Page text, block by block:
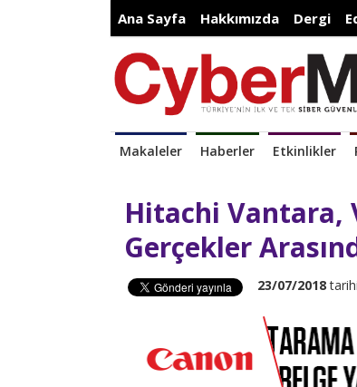
Ana Sayfa Hakkımızda Dergi
Makaleler Haberler Etkinlikler
Hitachi Vantara,
Gerçekler
23/07/2018